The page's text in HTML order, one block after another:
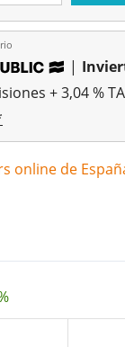
|
+ 3,04 %
online de